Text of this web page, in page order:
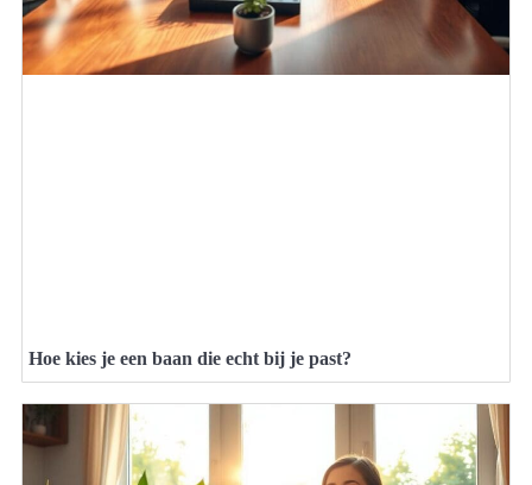
Hoe kies je een baan die echt bij je past?